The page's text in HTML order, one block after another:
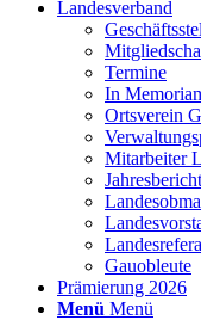
Landesverband
Termine
In
Ortsverein
Mitarbeiter
Gauobleute
Prämierung 2026
Menü Menü